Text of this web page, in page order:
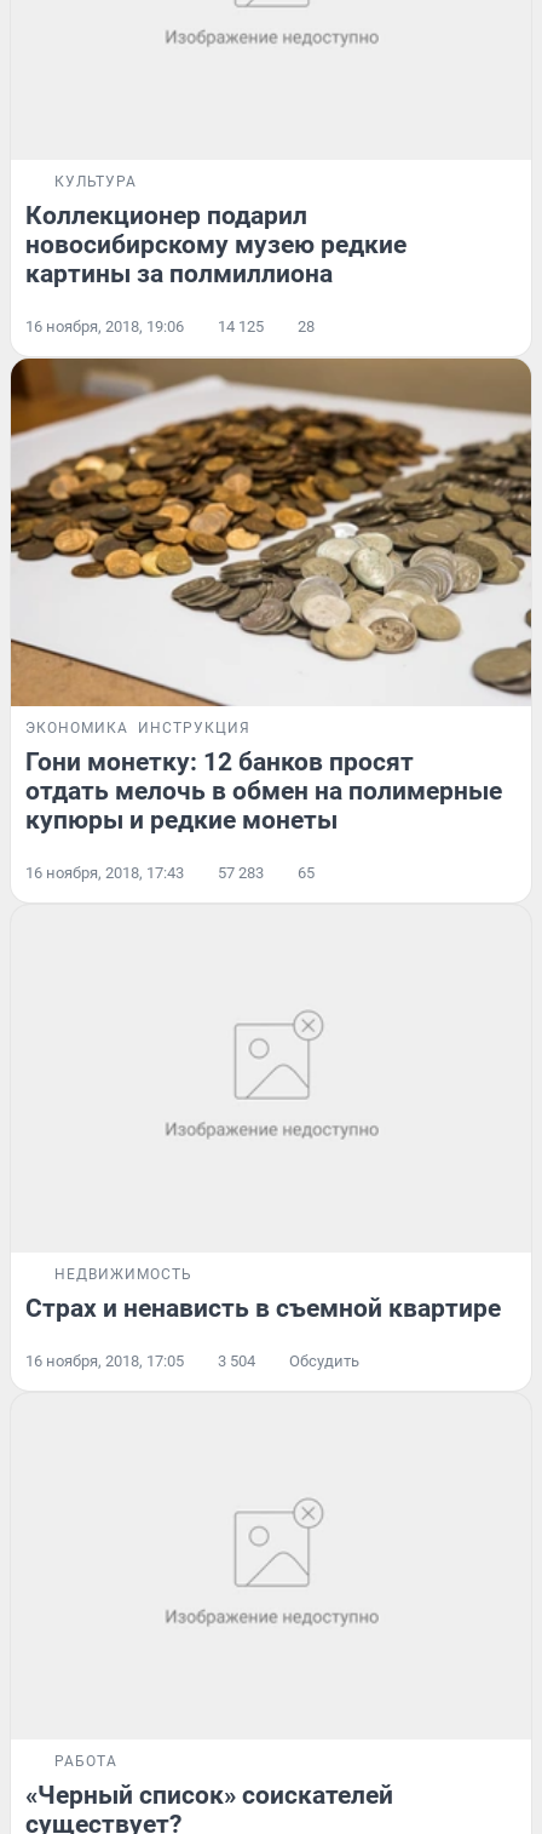
КУЛЬТУРА
Коллекционер подарил
новосибирскому музею редкие
картины за полмиллиона
16 ноября, 2018, 19:06 14 125 28
ЭКОНОМИКА ИНСТРУКЦИЯ
Гони монетку: 12 банков просят
отдать мелочь в обмен на полимерные
купюры и редкие монеты
16 ноября, 2018, 17:43 57 283 65
НЕДВИЖИМОСТЬ
Страх и ненависть в съемной квартире
16 ноября, 2018, 17:05 3 504 Обсудить
РАБОТА
«Черный список» соискателей
существует?